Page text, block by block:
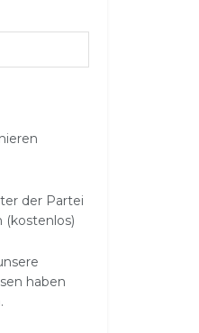
der Partei
(kostenlos)
haben